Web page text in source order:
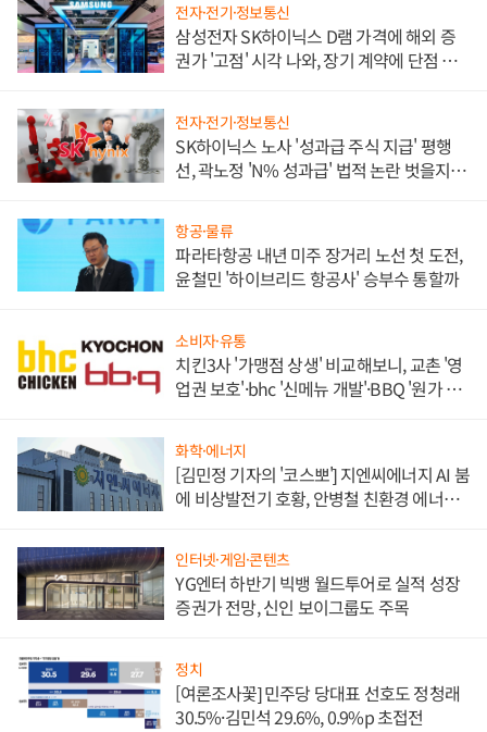
전자·전기·정보통신
삼성전자 SK하이닉스 D램 가격에 해외 증
권가 '고점' 시각 나와, 장기 계약에 단점 부
전자·전기·정보통신
SK하이닉스 노사 '성과급 주식 지급' 평행
선, 곽노정 'N% 성과급' 법적 논란 벗을지 주
항공·물류
파라타항공 내년 미주 장거리 노선 첫 도전,
윤철민 '하이브리드 항공사' 승부수 통할까
소비자·유통
치킨3사 '가맹점 상생' 비교해보니, 교촌 '영
업권 보호'·bhc '신메뉴 개발'·BBQ '원가 부
화학·에너지
[김민정 기자의 '코스뽀'] 지엔씨에너지 AI 붐
에 비상발전기 호황, 안병철 친환경 에너지
인터넷·게임·콘텐츠
YG엔터 하반기 빅뱅 월드투어로 실적 성장
증권가 전망, 신인 보이그룹도 주목
정치
[여론조사꽃] 민주당 당대표 선호도 정청래
30.5%·김민석 29.6%, 0.9%p 초접전